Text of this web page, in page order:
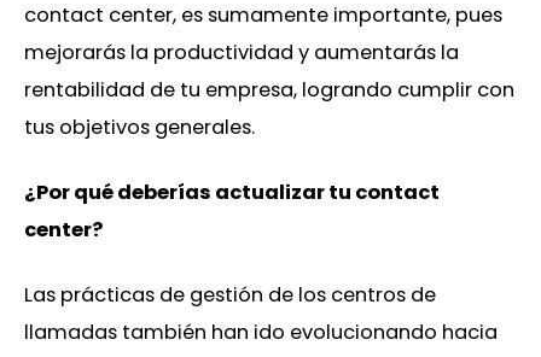
contact center, es sumamente importante, pues
mejorarás la productividad y aumentarás la
rentabilidad de tu empresa, logrando cumplir con
tus objetivos generales.
¿Por qué deberías actualizar tu contact
center?
Las prácticas de gestión de los centros de
llamadas también han ido evolucionando hacia